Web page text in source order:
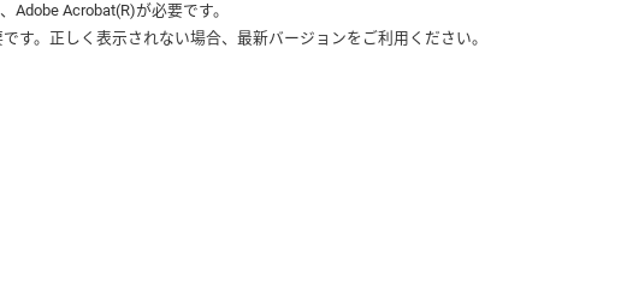
Adobe Acrobat(R)が必要です。
す。正しく表示されない場合、最新バージョンをご利用ください。